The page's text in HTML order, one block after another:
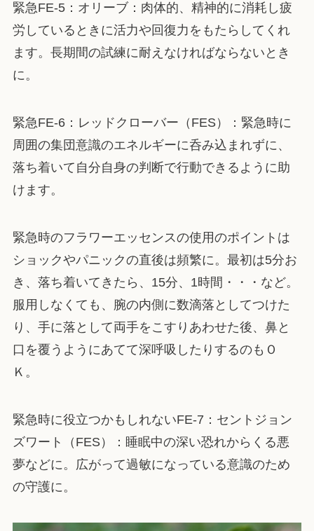
緊急FE-5：オリーブ：肉体的、精神的に消耗し疲
労しているときに活力や回復力をもたらしてくれ
ます。長期間の試練に耐えなければならないとき
に。
緊急FE-6：レッドクローバー（FES）：緊急時に
周囲の集団意識のエネルギーに呑み込まれずに、
落ち着いて自分自身の判断で行動できるように助
けます。
緊急時のフラワーエッセンスの使用のポイントは
ショックやパニックの直後は頻繁に。最初は5分お
き、落ち着いてきたら、15分、1時間・・・など。
服用しなくても、腕の内側に数滴落としてつけた
り、手に落として両手をこすりあわせた後、鼻と
口を覆うようにあてて深呼吸したりするのもＯ
Ｋ。
緊急時に役立つかもしれないFE-7：セントジョン
ズワート（FES）：睡眠中の深い恐れからくる悪
夢などに。広がって過敏になっている意識のため
の守護に。